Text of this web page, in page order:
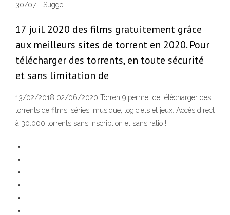
30/07 - Sugge
17 juil. 2020 des films gratuitement grâce
aux meilleurs sites de torrent en 2020. Pour
télécharger des torrents, en toute sécurité
et sans limitation de
13/02/2018 02/06/2020 Torrent9 permet de télécharger des
torrents de films, séries, musique, logiciels et jeux. Accès direct
à 30.000 torrents sans inscription et sans ratio !